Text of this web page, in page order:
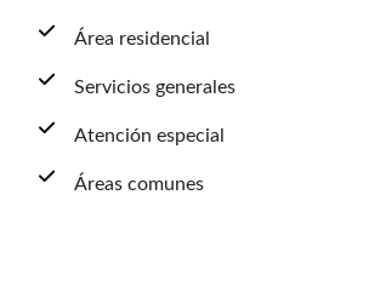
Área residencial
Servicios generales
Atención especial
Áreas comunes